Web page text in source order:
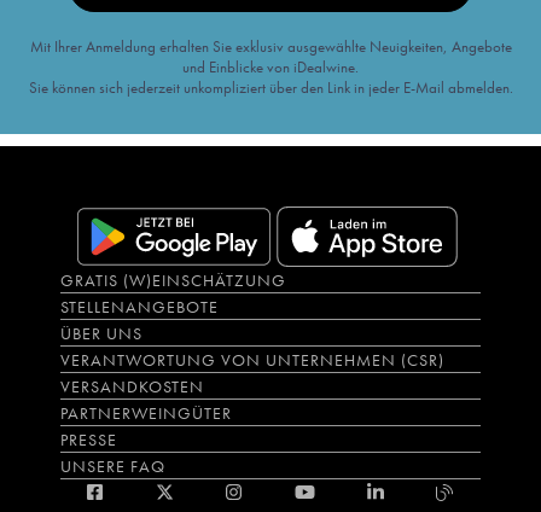
Mit Ihrer Anmeldung erhalten Sie exklusiv ausgewählte Neuigkeiten, Angebote
und Einblicke von iDealwine.
Sie können sich jederzeit unkompliziert über den Link in jeder E-Mail abmelden.
GRATIS (W)EINSCHÄTZUNG
STELLENANGEBOTE
ÜBER UNS
VERANTWORTUNG VON UNTERNEHMEN (CSR)
VERSANDKOSTEN
PARTNERWEINGÜTER
PRESSE
UNSERE FAQ